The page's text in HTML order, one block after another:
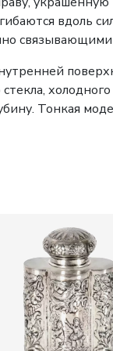
вдоль
Тонкая
кувшины
и предметов
в виде
после 1903
стандарту,
см.
состояние.